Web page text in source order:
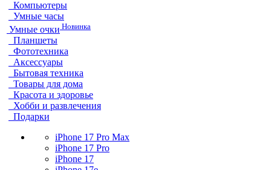
Компьютеры
Умные часы
Умные очки Новинка
Планшеты
Фототехника
Аксессуары
Бытовая техника
Товары для дома
Красота и здоровье
Хобби и развлечения
Подарки
iPhone 17 Pro Max
iPhone 17 Pro
iPhone 17